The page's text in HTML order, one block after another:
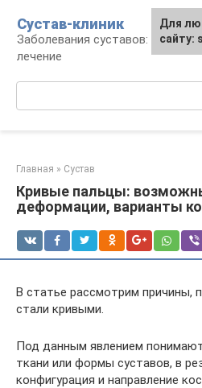
контенту
Сустав-клиник
Заболевания суставов:
лечение
Главная » Сустав
Кривые пальцы:
деформации, варианты
В статье рассмотрим причины,
стали кривыми.
Под данным явлением
ткани или формы суставов, в
конфигурация и направление
Для
сайту: